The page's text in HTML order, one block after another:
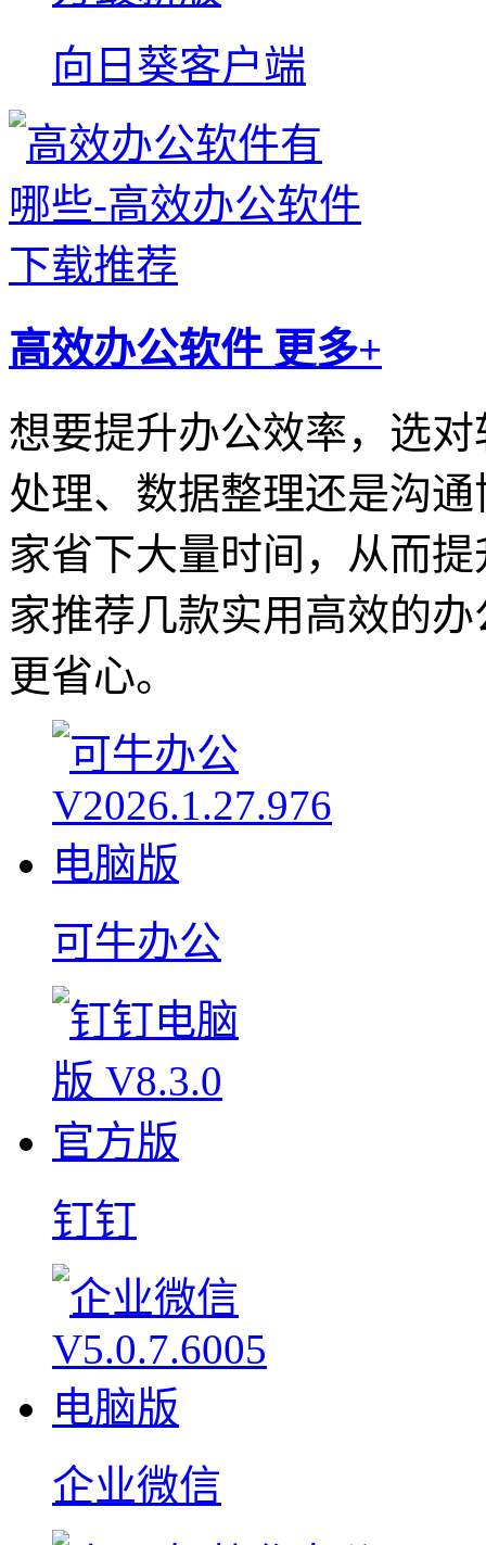
向日葵客户端
高效办公软件 更多+
想要提升办公效率，选
处理、数据整理还是沟
家省下大量时间，从而
家推荐几款实用高效的
更省心。
可牛办公
钉钉
企业微信